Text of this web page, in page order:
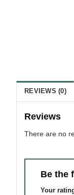
REVIEWS (0)
Reviews
There are no
Be the
Your